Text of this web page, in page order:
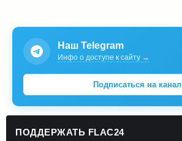
Наш Telegram
Инфо о доступе к сайту →
Подписаться на канал
ПОДДЕРЖАТЬ FLAC24